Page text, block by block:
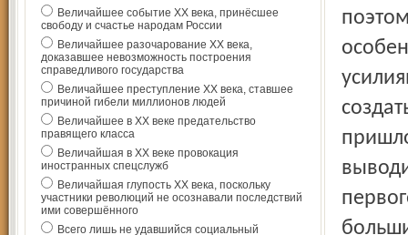
Величайшее событие ХХ века, принёсшее
свободу и счастье народам России
Величайшее разочарование ХХ века,
доказавшее невозможность построения
справедливого государства
Величайшее преступление ХХ века, ставшее
причиной гибели миллионов людей
Величайшее в ХХ веке предательство
правящего класса
Величайшая в ХХ веке провокация
иностранных спецслужб
Величайшая глупость ХХ века, поскольку
участники революций не осознавали последствий
ими совершённого
Всего лишь не удавшийся социальный